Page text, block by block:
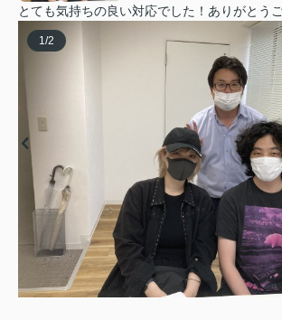
とても気持ちの良い対応でした！ありがとう
1/2